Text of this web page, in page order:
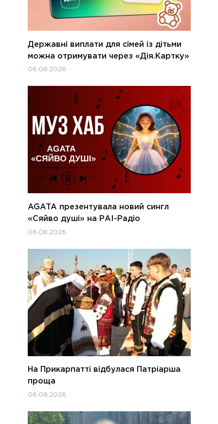
Державні виплати для сімей із дітьми
можна отримувати через «Дія.Картку»
06.08.2026
AGATA презентувала новий сингл
«Сяйво душі» на РАІ-Радіо
06.08.2026
На Прикарпатті відбулася Патріарша
проща
06.08.2026